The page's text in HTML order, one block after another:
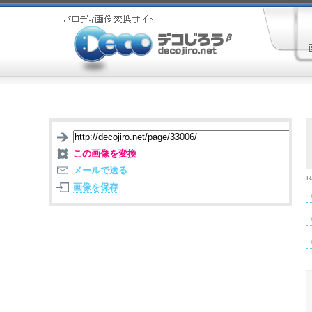
この画像を変換
メールで送る
画像を保存